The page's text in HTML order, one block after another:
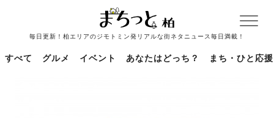
毎日更新！柏エリアのジモトミン発リアルな街ネタニュース毎日満載！
すべて グルメ イベント あなたはどっち？ まち・ひと応援